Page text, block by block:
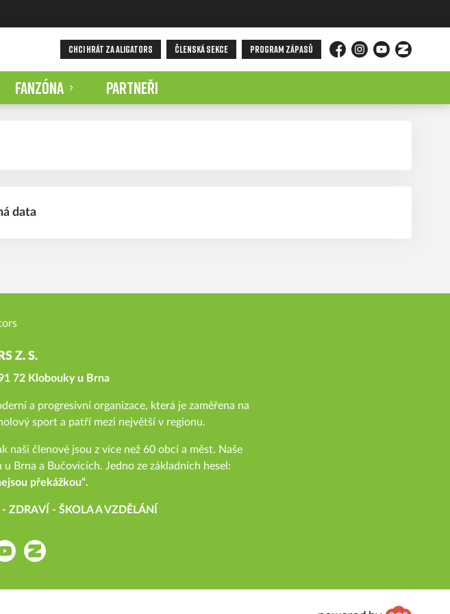
CHCI HRÁT ZA ALIGATORS ČLENSKÁ SEKCE PROGRAM ZÁPASŮ
FacebookInstagramYouTubeZonerama
FANZÓNA PARTNEŘI
data
Z. S.
72 Klobouky u Brna
a progresivní organizace, která je zaměřena na
sport a patří mezi největší v regionu.
naši členové jsou z více než 60 obcí a měst. Naše
Brna a Bučovicích. Jedno ze základních hesel:
překážkou“.
ZDRAVÍ - ŠKOLA A VZDĚLÁNÍ
Zonerama